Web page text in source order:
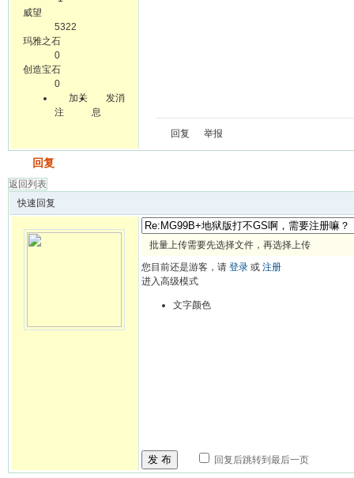
威望
5322
玛雅之石
0
创造宝石
0
加关
注
发消
息
回复
举报
回复
返回列表
快速回复
批量上传需要先选择文件，再选择上传
您目前还是游客，请 登录 或 注册
进入高级模式
文字颜色
发 布 回复后跳转到最后一页